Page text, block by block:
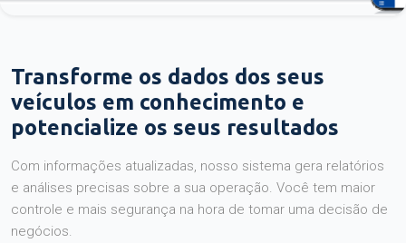
Transforme os dados dos seus
veículos em conhecimento e
potencialize os seus resultados
Com informações atualizadas, nosso sistema gera relatórios
e análises precisas sobre a sua operação. Você tem maior
controle e mais segurança na hora de tomar uma decisão de
negócios.